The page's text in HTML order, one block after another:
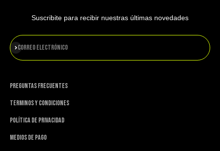
Suscribite para recibir nuestras últimas novedades
Correo electrónico
Suscribirse
PREGUNTAS FRECUENTES
TERMINOS Y CONDICIONES
POLÍTICA DE PRIVACIDAD
MEDIOS DE PAGO